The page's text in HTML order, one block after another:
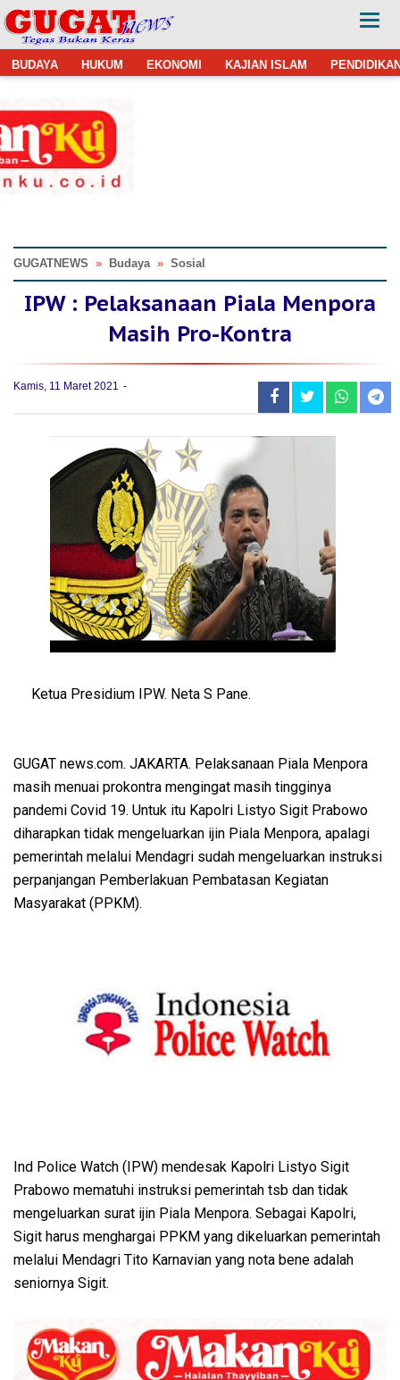
BUDAYA HUKUM EKONOMI KAJIAN ISLAM
GUGATNEWS » Budaya » Sosial
IPW : Pelaksanaan Piala Menpora
Masih Pro-Kontra
Kamis, 11 Maret 2021
Ketua Presidium IPW. Neta S Pane.
GUGAT news.com. JAKARTA. Pelaksanaan Piala Menpora
masih menuai prokontra mengingat masih tingginya
pandemi Covid 19. Untuk itu Kapolri Listyo Sigit Prabowo
diharapkan tidak mengeluarkan ijin Piala Menpora, apalagi
pemerintah melalui Mendagri sudah mengeluarkan instruksi
perpanjangan Pemberlakuan Pembatasan Kegiatan
Masyarakat (PPKM).
Ind Police Watch (IPW) mendesak Kapolri Listyo Sigit
Prabowo mematuhi instruksi pemerintah tsb dan tidak
mengeluarkan surat ijin Piala Menpora. Sebagai Kapolri,
Sigit harus menghargai PPKM yang dikeluarkan pemerintah
melalui Mendagri Tito Karnavian yang nota bene adalah
seniornya Sigit.